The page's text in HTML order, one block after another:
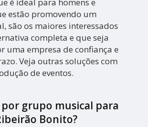
é ideal para homens e
estão promovendo um
são os maiores interessados
completa e que seja
uma empresa de confiança e
Veja outras soluções com
de eventos.
grupo musical para
Bonito?